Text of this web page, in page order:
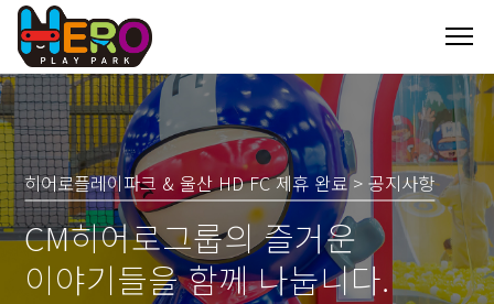
히어로플레이파크 & 울산 HD FC 제휴 완료 > 공지사항
CM히어로그룹의 즐거운
이야기들을 함께 나눕니다.